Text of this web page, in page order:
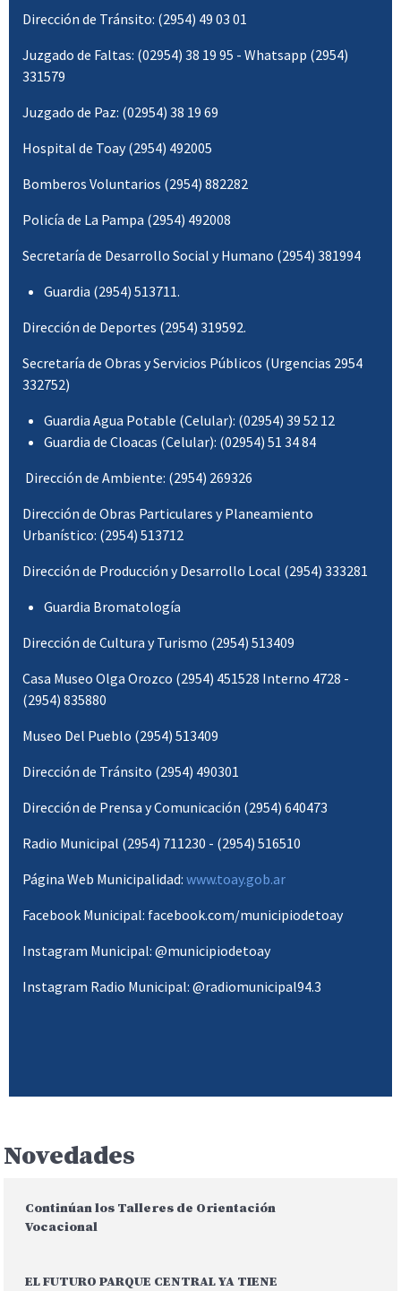
Dirección de Tránsito: (2954) 49 03 01
Juzgado de Faltas: (02954) 38 19 95 - Whatsapp (2954)
331579
Juzgado de Paz: (02954) 38 19 69
Hospital de Toay (2954) 492005
Bomberos Voluntarios (2954) 882282
Policía de La Pampa (2954) 492008
Secretaría de Desarrollo Social y Humano (2954) 381994
Guardia (2954) 513711.
Dirección de Deportes (2954) 319592.
Secretaría de Obras y Servicios Públicos (Urgencias 2954
332752)
Guardia Agua Potable (Celular): (02954) 39 52 12
Guardia de Cloacas (Celular): (02954) 51 34 84
Dirección de Ambiente: (2954) 269326
Dirección de Obras Particulares y Planeamiento
Urbanístico: (2954) 513712
Dirección de Producción y Desarrollo Local (2954) 333281
Guardia Bromatología
Dirección de Cultura y Turismo (2954) 513409
Casa Museo Olga Orozco (2954) 451528 Interno 4728 -
(2954) 835880
Museo Del Pueblo (2954) 513409
Dirección de Tránsito (2954) 490301
Dirección de Prensa y Comunicación (2954) 640473
Radio Municipal (2954) 711230 - (2954) 516510
Página Web Municipalidad: www.toay.gob.ar
Facebook Municipal: facebook.com/municipiodetoay
Instagram Municipal: @municipiodetoay
Instagram Radio Municipal: @radiomunicipal94.3
Novedades
Continúan los Talleres de Orientación
Vocacional
EL FUTURO PARQUE CENTRAL YA TIENE